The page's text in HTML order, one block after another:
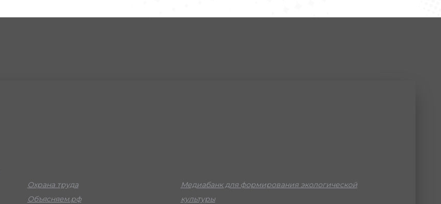
Охрана труда
Объясняем.рф
Медиабанк для формирования экологической
культуры